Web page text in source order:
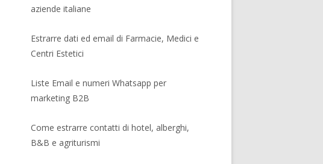
aziende italiane
Estrarre dati ed email di Farmacie, Medici e
Centri Estetici
Liste Email e numeri Whatsapp per
marketing B2B
Come estrarre contatti di hotel, alberghi,
B&B e agriturismi